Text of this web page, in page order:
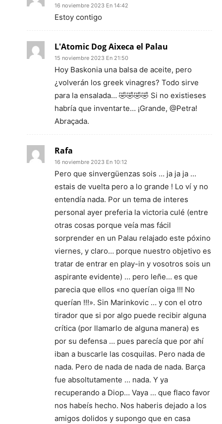
16 noviembre 2023 En 14:42
Estoy contigo
L'Atomic Dog Aixeca el Palau
15 noviembre 2023 En 21:50
Hoy Baskonia una balsa de aceite, pero
¿volverán los greek vinagres? Todo sirve
para la ensalada… 🤣🤣🤣🤣 Si no existieses
habría que inventarte… ¡Grande, @Petra!
Abraçada.
Rafa
16 noviembre 2023 En 10:12
Pero que sinvergüenzas sois … ja ja ja …
estais de vuelta pero a lo grande ! Lo ví y no
entendía nada. Por un tema de interes
personal ayer preferia la victoria culé (entre
otras cosas porque veía mas fácil
sorprender en un Palau relajado este póxino
viernes, y claro… porque nuestro objetivo es
tratar de entrar en play-in y vosotros sois un
aspirante evidente) … pero leñe… es que
parecia que ellos «no querían oiga !!! No
querían !!!». Sin Marinkovic … y con el otro
tirador que si por algo puede recibir alguna
crítica (por llamarlo de alguna manera) es
por su defensa … pues parecía que por ahí
iban a buscarle las cosquilas. Pero nada de
nada. Pero de nada de nada de nada. Barça
fue absoltutamente … nada. Y ya
recuperando a Diop… Vaya … que flaco favor
nos habeís hecho. Nos haberis dejado a los
amigos dolidos y supongo que en casa